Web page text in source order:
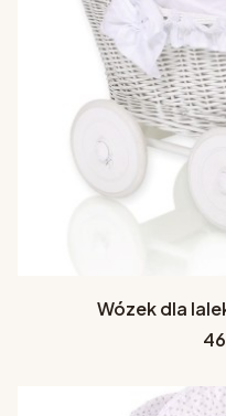
Wózek dla